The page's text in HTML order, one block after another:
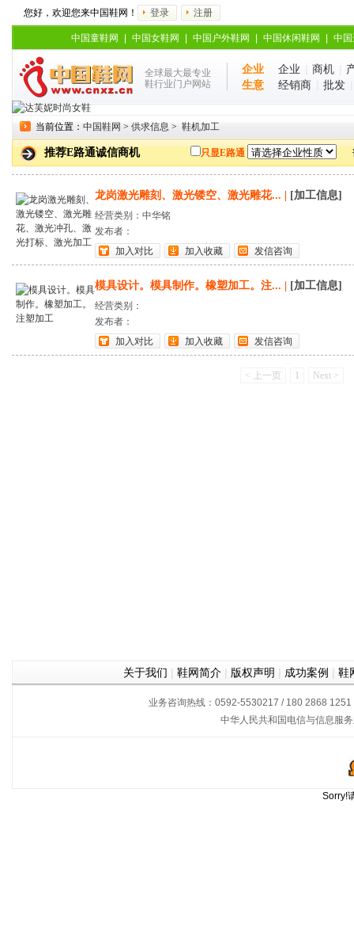
您好，欢迎您来中国鞋网！ 登录 注册
中国童鞋网 中国女鞋网 中国户外鞋网 中国休闲鞋网 中
全球最大最专业
鞋行业门户网站
企业
生意
企业 商机
经销商
批发
当前位置： 中国鞋网 > 供求信息 > 鞋机加工
推荐E路通诚信商机 只显E路通
龙岗激光雕刻、激光镂空、激光雕花... [加工信息]
经营类别：中华铭
发布者：
加入对比
加入收藏 发信咨询
模具设计。模具制作。橡塑加工。注... [加工信息]
经营类别：
发布者：
加入对比
加入收藏 发信咨询
< 上一页 1 Next >
关于我们 | 鞋网简介 | 版权声明 | 成功案例 | 鞋
业务咨询热线：0592-5530217 / 180 2868 1251
中华人民共和国电信与信息服
Sorry!